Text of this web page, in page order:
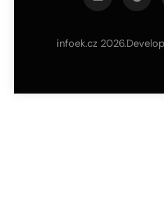
infoek.cz